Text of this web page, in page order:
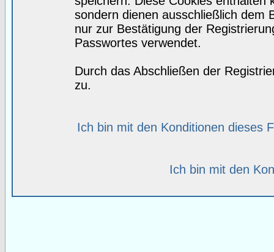
sondern dienen ausschließlich dem
nur zur Bestätigung der
Passwortes verwendet.
Durch das Abschließen der
zu.
Ich bin mit den Konditionen dieses
Ich bin mit den